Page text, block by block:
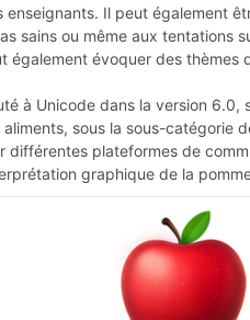
enseignants. Il peut également
sains ou même aux tentations
également évoquer des thèmes
à Unicode dans la version
sous la sous-catégorie
différentes plateformes de
graphique de la